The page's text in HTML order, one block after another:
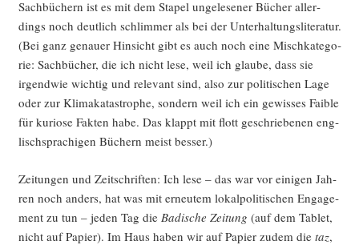
Sach­bü­chern ist es mit dem Sta­pel unge­le­se­ner Bücher aller­
dings noch deut­lich schlim­mer als bei der Unter­hal­tungs­li­te­ra­tur.
(Bei ganz genau­er Hin­sicht gibt es auch noch eine Misch­ka­te­go­
rie: Sach­bü­cher, die ich nicht lese, weil ich glau­be, dass sie
irgend­wie wich­tig und rele­vant sind, also zur poli­ti­schen Lage
oder zur Kli­ma­ka­ta­stro­phe, son­dern weil ich ein gewis­ses Fai­ble
für kurio­se Fak­ten habe. Das klappt mit flott geschrie­be­nen eng­
lisch­spra­chi­gen Büchern meist besser.)
Zei­tun­gen und Zeit­schrif­ten: Ich lese – das war vor eini­gen Jah­
ren noch anders, hat was mit erneu­tem lokal­po­li­ti­schen Enga­ge­
ment zu tun – jeden Tag die Badi­sche Zei­tung (auf dem Tablet,
nicht auf Papier). Im Haus haben wir auf Papier zudem die taz,